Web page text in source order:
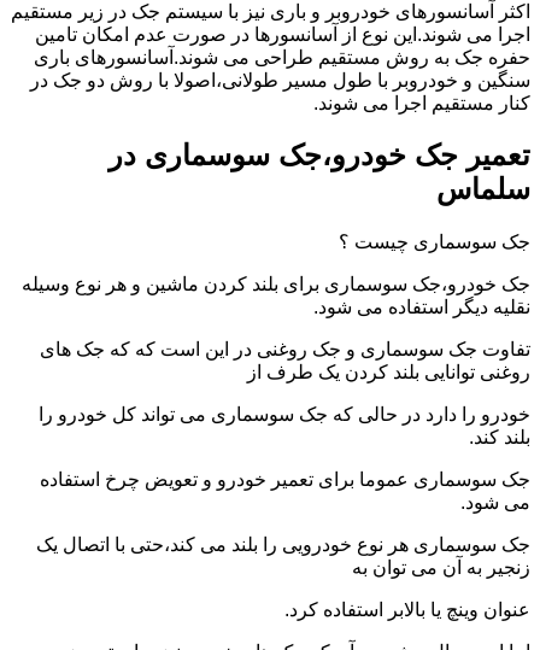
اکثر آسانسورهای خودروبر و باری نیز با سیستم جک در زیر مستقیم
اجرا می شوند.این نوع از آسانسورها در صورت عدم امکان تامین
حفره جک به روش مستقیم طراحی می شوند.آسانسورهای باری
سنگین و خودروبر با طول مسیر طولانی،اصولا با روش دو جک در
کنار مستقیم اجرا می شوند.
تعمیر جک خودرو،جک سوسماری در
سلماس
جک سوسماری چیست ؟
جک خودرو،جک سوسماری برای بلند کردن ماشین و هر نوع وسیله
نقلیه دیگر استفاده می شود.
تفاوت جک سوسماری و جک روغنی در این است که که جک های
روغنی توانایی بلند کردن یک طرف از
خودرو را دارد در حالی که جک سوسماری می تواند کل خودرو را
بلند کند.
جک سوسماری عموما برای تعمیر خودرو و تعویض چرخ استفاده
می شود.
جک سوسماری هر نوع خودرویی را بلند می کند،حتی با اتصال یک
زنجیر به آن می توان به
عنوان وینچ یا بالابر استفاده کرد.